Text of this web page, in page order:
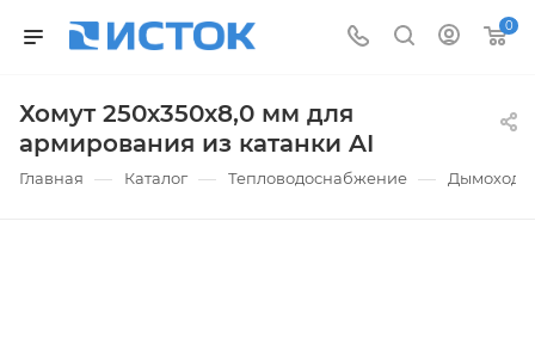
0
Хомут 250х350х8,0 мм для
армирования из катанки AI
Главная — Каталог — Тепловодоснабжение — Дымоходы